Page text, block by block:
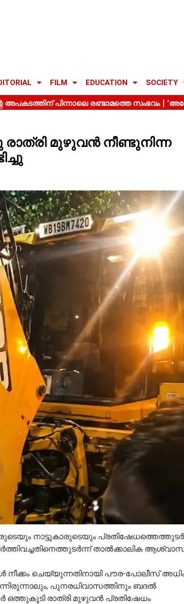
FILM EDUCATION SOCIETY
രാത്രി മുഴുവൻ നീണ്ടുനിന്ന
നാട്ടുകാരുടെയും
താൽക്കാലിക
നീക്കം ചെയ്യുന്നതിനായി പൗര-പോലീസ്
പുനരധിവാസത്തിനും ബദൽ
ഒത്തുകൂടി രാത്രി മുഴുവൻ പ്രതിഷേധം